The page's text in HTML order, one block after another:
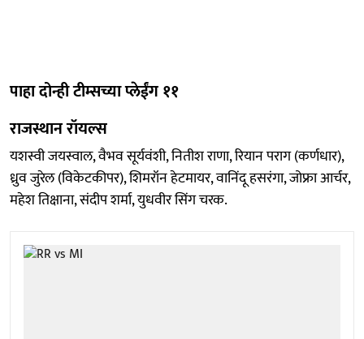
पाहा दोन्ही टीम्सच्या प्लेईंग ११
राजस्थान रॉयल्स
यशस्वी जयस्वाल, वैभव सूर्यवंशी, नितीश राणा, रियान पराग (कर्णधार),
ध्रुव जुरेल (विकेटकीपर), शिमरॉन हेटमायर, वानिंदू हसरंगा, जोफ्रा आर्चर,
महेश तिक्षाना, संदीप शर्मा, युधवीर सिंग चरक.